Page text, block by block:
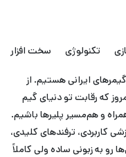
تکنولوژی سخت افزار
۱۰ ساله که کنار گیمرهای ایرانی هستیم. از
که رقابت تو دنیای گیم
و هم‌مسیر پلیرها باشیم.
کاربردی، ترفندهای کلیدی،
رو به زبونی ساده ولی کاملاً